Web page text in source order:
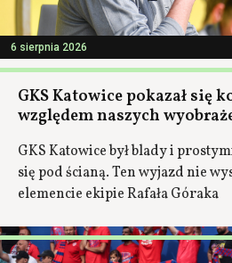
6 sierpnia 2026
GKS Katowice pokazał się
względem naszych
GKS Katowice był blady i
się pod ścianą. Ten wyjazd nie
elemencie ekipie Rafała Góraka